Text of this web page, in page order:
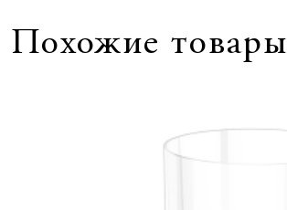
Похожие товары